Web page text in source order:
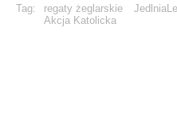
Tag: regaty żeglarskie
Akcja Katolicka